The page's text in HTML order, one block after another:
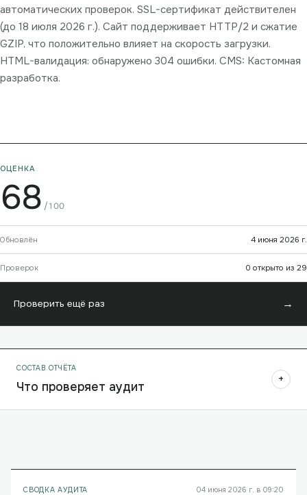
автоматических проверок. SSL-сертификат действителен
(до 18 июля 2026 г.). Сайт поддерживает HTTP/2 и сжатие
GZIP, что положительно влияет на скорость загрузки.
HTML-валидация: обнаружено 304 ошибки. CMS: Кастомная
разработка.
ОЦЕНКА
68 /100
Обновлён 4 июня 2026 г.
Проверок 0 открыто из 29
Проверить ещё раз →
СОСТАВ ОТЧЁТА
Что проверяет аудит +
СВОДКА АУДИТА 04 июня 2026 г. в 09:20